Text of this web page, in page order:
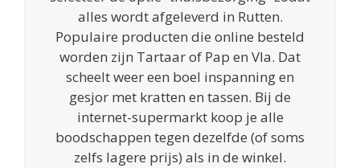
alles wordt afgeleverd in Rutten.
Populaire producten die online besteld
worden zijn Tartaar of Pap en Vla. Dat
scheelt weer een boel inspanning en
gesjor met kratten en tassen. Bij de
internet-supermarkt koop je alle
boodschappen tegen dezelfde (of soms
zelfs lagere prijs) als in de winkel.